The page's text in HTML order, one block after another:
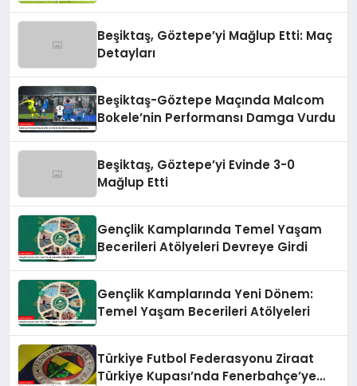
Beşiktaş, Göztepe’yi Mağlup Etti: Maç
Detayları
Beşiktaş-Göztepe Maçında Malcom
Bokele’nin Performansı Damga Vurdu
Beşiktaş, Göztepe’yi Evinde 3-0
Mağlup Etti
Gençlik Kamplarında Temel Yaşam
Becerileri Atölyeleri Devreye Girdi
Gençlik Kamplarında Yeni Dönem:
Temel Yaşam Becerileri Atölyeleri
Türkiye Futbol Federasyonu Ziraat
Türkiye Kupası’nda Fenerbahçe’ye